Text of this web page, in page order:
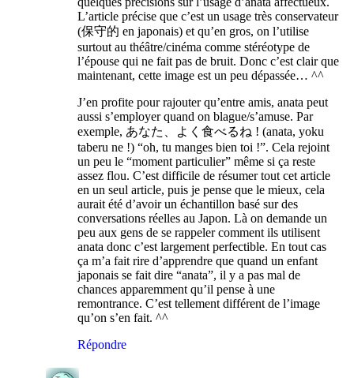
L’article précise que c’est un usage très conservateur
(保守的 en japonais) et qu’en gros, on l’utilise
surtout au théâtre/cinéma comme stéréotype de
l’épouse qui ne fait pas de bruit. Donc c’est clair que
maintenant, cette image est un peu dépassée… ^^
J’en profite pour rajouter qu’entre amis, anata peut
aussi s’employer quand on blague/s’amuse. Par
exemple, あなた、よく食べるね ! (anata, yoku
taberu ne !) “oh, tu manges bien toi !”. Cela rejoint
un peu le “moment particulier” même si ça reste
assez flou. C’est difficile de résumer tout cet article
en un seul article, puis je pense que le mieux, cela
aurait été d’avoir un échantillon basé sur des
conversations réelles au Japon. Là on demande un
peu aux gens de se rappeler comment ils utilisent
anata donc c’est largement perfectible. En tout cas
ça m’a fait rire d’apprendre que quand un enfant
japonais se fait dire “anata”, il y a pas mal de
chances apparemment qu’il pense à une
remontrance. C’est tellement différent de l’image
qu’on s’en fait. ^^
Répondre